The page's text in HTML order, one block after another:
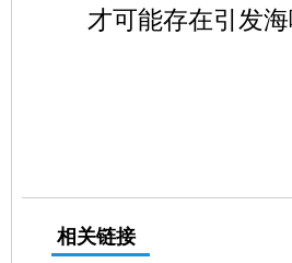
才可能存在引发海
相关链接